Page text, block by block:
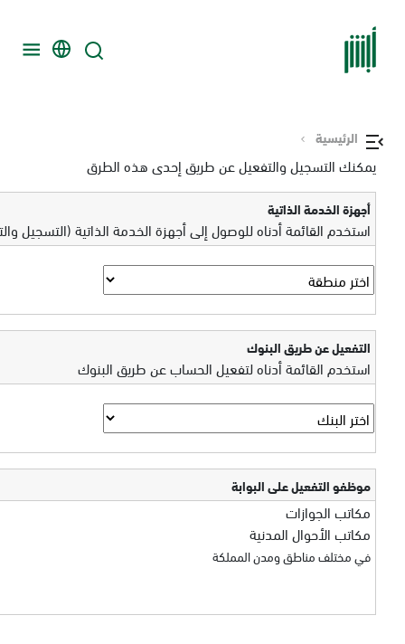
الرئيسية
يمكنك التسجيل والتفعيل عن طريق إحدى هذه الطرق
أجهزة الخدمة الذاتية
استخدم القائمة أدناه للوصول إلى أجهزة الخدمة الذاتية (التسجيل
التفعيل عن طريق البنوك
استخدم القائمة أدناه لتفعيل الحساب عن طريق البنوك
موظفو التفعيل على البوابة
مكاتب الجوازات
مكاتب الأحوال المدنية
في مختلف مناطق ومدن المملكة